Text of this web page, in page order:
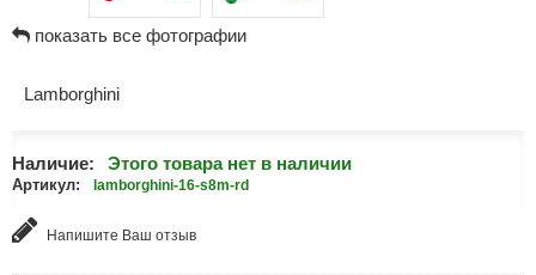
показать все фотографии
Lamborghini
Наличие: Этого товара нет в наличии
Артикул: lamborghini-16-s8m-rd
Напишите Ваш отзыв